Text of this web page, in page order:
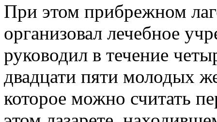
При этом прибрежном
организовал лечебное
руководил в течение
двадцати пяти молодых
которое можно считать